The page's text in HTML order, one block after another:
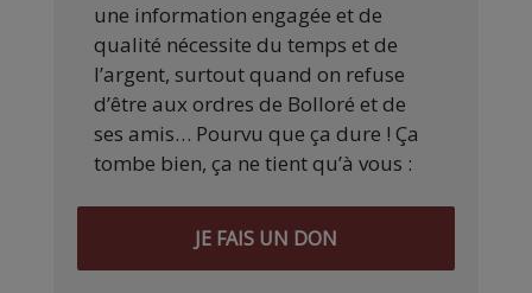
une information engagée et de
qualité nécessite du temps et de
l’argent, surtout quand on refuse
d’être aux ordres de Bolloré et de
ses amis… Pourvu que ça dure ! Ça
tombe bien, ça ne tient qu’à vous :
JE FAIS UN DON